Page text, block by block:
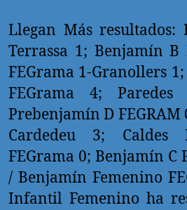
Llegan Más
Terrassa 1; Benjamín
FEGrama 1-Granollers
FEGrama 4;
Prebenjamín D FEGRAM
Cardedeu 3;
FEGrama 0; Benjamín C
/ Benjamín Femenino
Infantil Femenino ha